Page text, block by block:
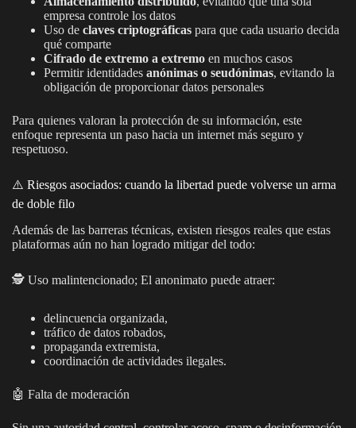
empresa controle los datos
Uso de claves criptográficas para que cada usuario decida
qué comparte
Cifrado de extremo a extremo en muchos casos
Permitir identidades anónimas o seudónimas, evitando la
obligación de proporcionar datos personales
Para quienes valoran la protección de su información, este
enfoque representa un paso hacia un internet más seguro y
respetuoso.
⚠️ Riesgos asociados: cuando la libertad puede volverse un arma
de doble filo
Además de las barreras técnicas, existen riesgos reales que estas
plataformas aún no han logrado mitigar del todo:
🕵️ Uso malintencionado; El anonimato puede atraer:
delincuencia organizada,
tráfico de datos robados,
propaganda extremista,
coordinación de actividades ilegales.
🤖 Falta de moderación